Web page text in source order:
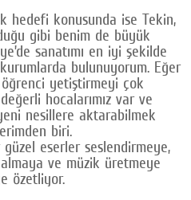
hedefi konusunda ise Tekin,
gibi benim de büyük
sanatımı en iyi şekilde
bulunuyorum. Eğer
öğrenci yetiştirmeyi çok
hocalarımız var ve
nesillere aktarabilmek
biri.
eserler seslendirmeye,
ve müzik üretmeye
özetliyor.